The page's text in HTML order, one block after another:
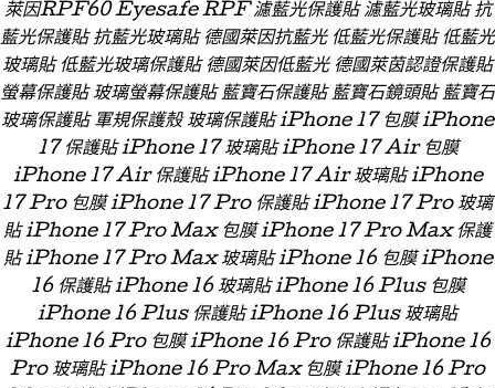
萊因RPF60 Eyesafe RPF 濾藍光保護貼 濾藍光玻璃貼 抗
藍光保護貼 抗藍光玻璃貼 德國萊因抗藍光 低藍光保護貼 低藍光
玻璃貼 低藍光玻璃保護貼 德國萊因低藍光 德國萊茵認證保護貼
螢幕保護貼 玻璃螢幕保護貼 藍寶石保護貼 藍寶石鏡頭貼 藍寶石
玻璃保護貼 軍規保護殼 玻璃保護貼 iPhone 17 包膜 iPhone
17 保護貼 iPhone 17 玻璃貼 iPhone 17 Air 包膜
iPhone 17 Air 保護貼 iPhone 17 Air 玻璃貼 iPhone
17 Pro 包膜 iPhone 17 Pro 保護貼 iPhone 17 Pro 玻璃
貼 iPhone 17 Pro Max 包膜 iPhone 17 Pro Max 保護
貼 iPhone 17 Pro Max 玻璃貼 iPhone 16 包膜 iPhone
16 保護貼 iPhone 16 玻璃貼 iPhone 16 Plus 包膜
iPhone 16 Plus 保護貼 iPhone 16 Plus 玻璃貼
iPhone 16 Pro 包膜 iPhone 16 Pro 保護貼 iPhone 16
Pro 玻璃貼 iPhone 16 Pro Max 包膜 iPhone 16 Pro